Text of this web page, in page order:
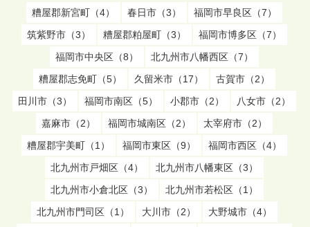
糟屋郡新宮町（4） 春日市（3）
福岡市早良区（7）
筑紫野市（3）
糟屋郡粕屋町（3）
福岡市博多区（7）
福岡市中央区（8）
北九州市八幡西区（7）
糟屋郡志免町（5）
久留米市（17）
古賀市（2）
田川市（3）
福岡市南区（5） 小郡市（2）
八女市（2）
嘉麻市（2）
福岡市城南区（2）
太宰府市（2）
糟屋郡宇美町（1）
福岡市東区（9）
福岡市西区（4）
北九州市戸畑区（4）
北九州市八幡東区（3）
北九州市小倉北区（3）
北九州市若松区（1）
北九州市門司区（1）
大川市（2）
大野城市（4）